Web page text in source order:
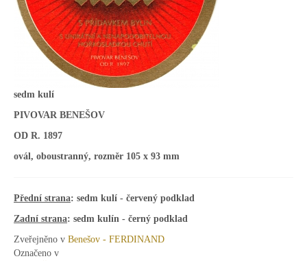
sedm kulí
PIVOVAR BENEŠOV
OD R. 1897
ovál, oboustranný, rozměr 105 x 93 mm
Přední strana: sedm kulí - červený podklad
Zadní strana: sedm kulín - černý podklad
Zveřejněno v Benešov - FERDINAND
Označeno v